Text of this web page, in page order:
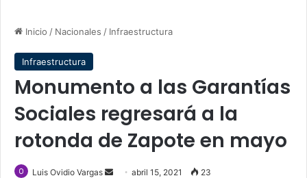
Inicio / Nacionales / Infraestructura
Infraestructura
Monumento a las Garantías
Sociales regresará a la
rotonda de Zapote en mayo
Luis Ovidio Vargas
Sendabril 15, 2021 23